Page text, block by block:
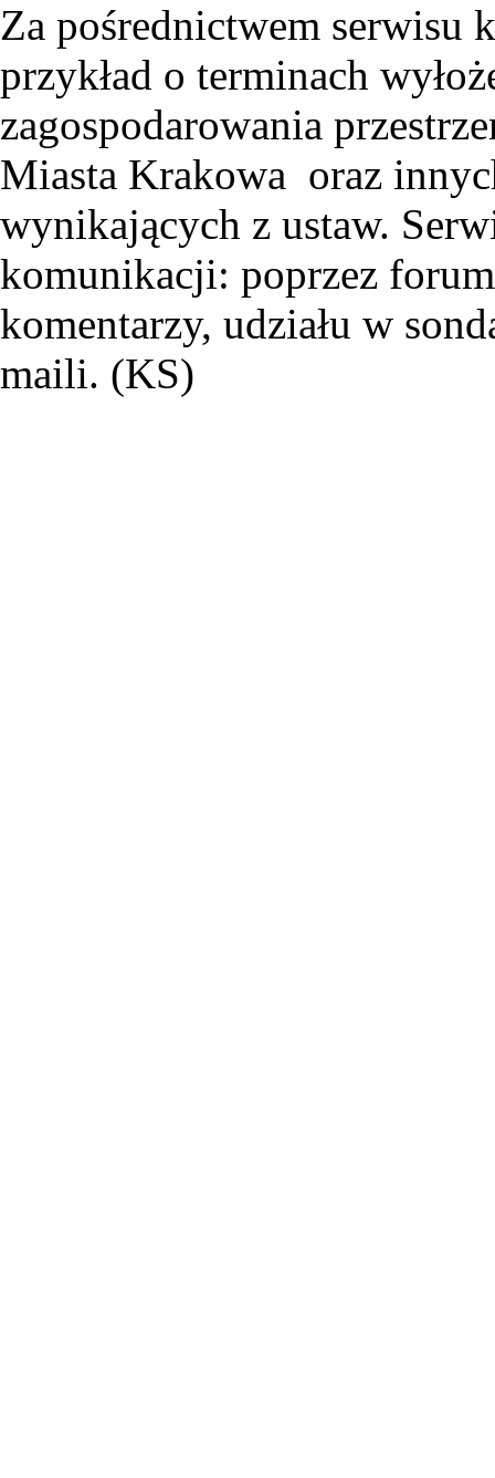
Za pośrednictwem serwisu
przykład o terminach
zagospodarowania
Miasta Krakowa oraz
wynikających z ustaw.
komunikacji: poprzez
komentarzy, udziału w
maili. (KS)